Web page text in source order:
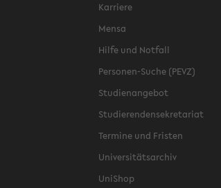
Karriere
Mensa
Hilfe und Notfall
Personen-Suche (PEVZ)
Studienangebot
Studierendensekretariat
Termine und Fristen
Universitätsarchiv
UniShop